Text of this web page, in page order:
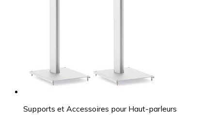
Supports et Accessoires pour Haut-parleurs